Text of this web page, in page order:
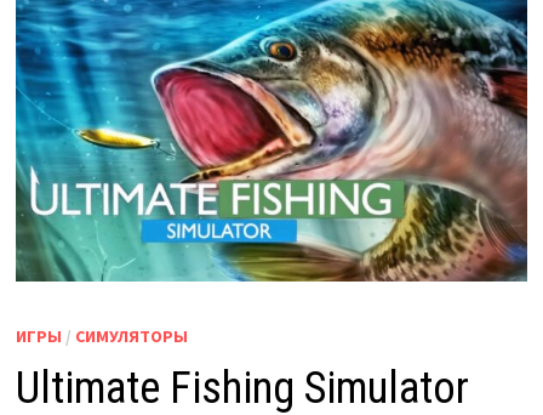
ИГРЫ / СИМУЛЯТОРЫ
Ultimate Fishing Simulator